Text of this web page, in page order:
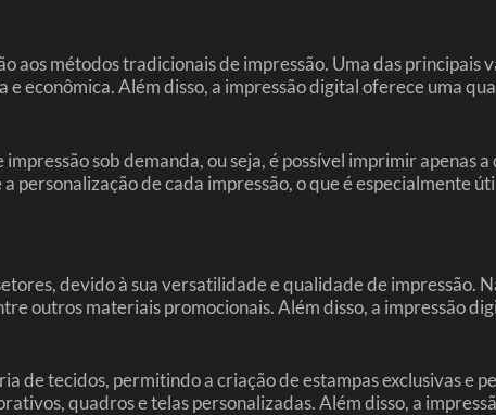
aos métodos tradicionais de impressão. Uma das principais
econômica. Além disso, a impressão digital oferece uma
sob demanda, ou seja, é possível imprimir apenas
personalização de cada impressão, o que é especialmente
devido à sua versatilidade e qualidade de impressão.
outros materiais promocionais. Além disso, a impressão
de tecidos, permitindo a criação de estampas exclusivas e
quadros e telas personalizadas. Além disso, a